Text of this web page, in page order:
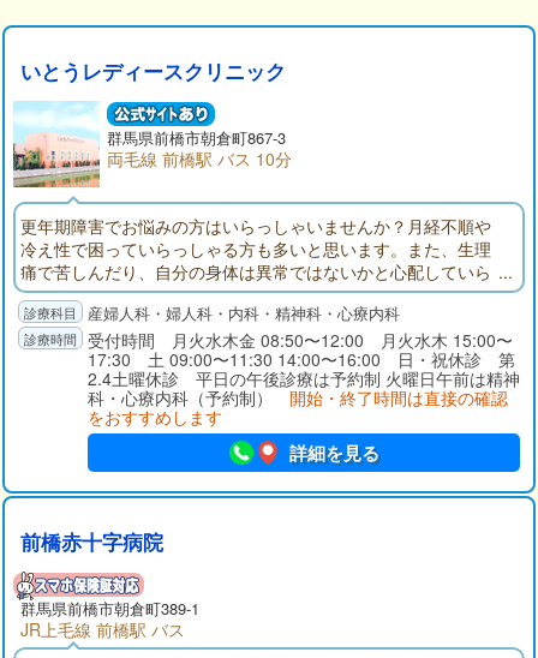
いとうレディースクリニック
群馬県前橋市朝倉町867-3
両毛線 前橋駅 バス 10分
更年期障害でお悩みの方はいらっしゃいませんか？月経不順や
冷え性で困っていらっしゃる方も多いと思います。また、生理
痛で苦しんだり、自分の身体は異常ではないかと心配していら
っしゃる方も是非、お気軽に受診し相談して下さい。午後3時か
らは予約で診療しています。
産婦人科・婦人科・内科・精神科・心療内科
受付時間 月火水木金 08:50〜12:00 月火水木 15:00〜
17:30 土 09:00〜11:30 14:00〜16:00 日・祝休診 第
2.4土曜休診 平日の午後診療は予約制 火曜日午前は精神
科・心療内科（予約制） 開始・終了時間は直接の確認
をおすすめします
詳細を見る
前橋赤十字病院
群馬県前橋市朝倉町389-1
JR上毛線 前橋駅 バス